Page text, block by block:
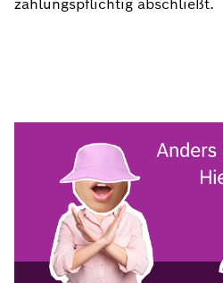
zahlungspflichtig abschließt.